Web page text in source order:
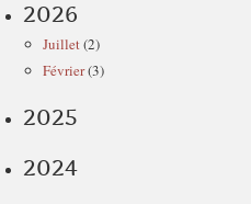
2026
Juillet(2)
Février(3)
2025
2024